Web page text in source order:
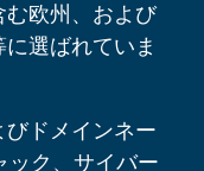
む欧州、および
選ばれていま
ドメインネー
ック、サイバー